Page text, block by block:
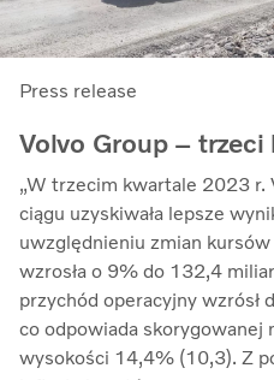
Press release
Volvo Group – trzeci
„W trzecim kwartale 2023 r.
ciągu uzyskiwała lepsze
uwzględnieniu zmian
wzrosła o 9% do 132,4
przychód operacyjny wzrósł
co odpowiada skorygowanej
wysokości 14,4% (10,3). Z